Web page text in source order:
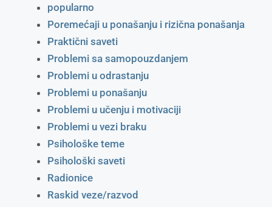
popularno
Poremećaji u ponašanju i rizična ponašanja
Praktični saveti
Problemi sa samopouzdanjem
Problemi u odrastanju
Problemi u ponašanju
Problemi u učenju i motivaciji
Problemi u vezi braku
Psihološke teme
Psihološki saveti
Radionice
Raskid veze/razvod